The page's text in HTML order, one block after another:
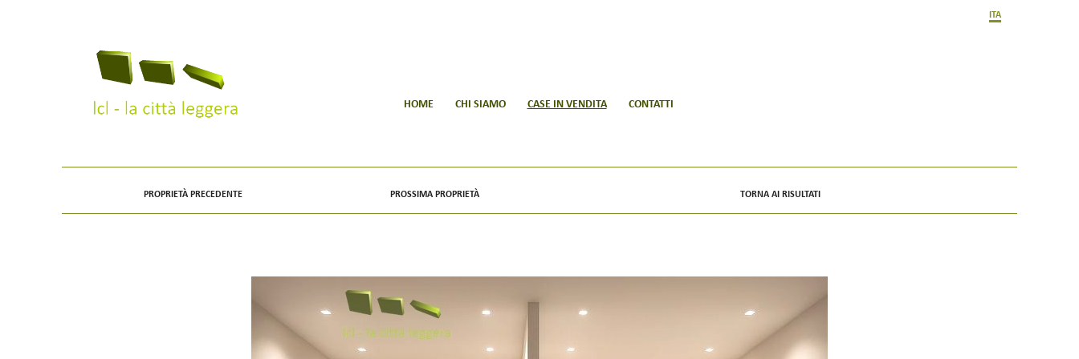
ITA
HOME CHI SIAMO CASE IN VENDITA CONTATTI
PROPRIETÀ PRECEDENTE PROSSIMA PROPRIETÀ TORNA AI RISULTATI